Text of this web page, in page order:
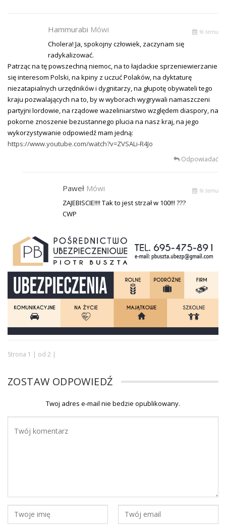
Hammurabi Mówi % temu
Cholera! Ja, spokojny człowiek, zaczynam się
radykalizować.
Patrząc na tę powszechną niemoc, na to łajdackie sprzeniewierzanie
się interesom Polski, na kpiny z uczuć Polaków, na dyktaturę
niezatapialnych urzędników i dygnitarzy, na głupotę obywateli tego
kraju pozwalających na to, by w wyborach wygrywali namaszczeni
partyjni lordowie, na rządowe wazeliniarstwo względem diaspory, na
pokorne znoszenie bezustannego plucia na nasz kraj, na jego
wykorzystywanie odpowiedź mam jedną:
https://www.youtube.com/watch?v=ZVSALi-R4Jo
Odpowiadać
Paweł Mówi % temu
ZAJEBISCIE!!!! Tak to jest strzał w 100!!! ???
CWP
Strona 1 | od 2 |
ZOSTAW ODPOWIEDŹ
Twoj adres e-mail nie bedzie opublikowany.